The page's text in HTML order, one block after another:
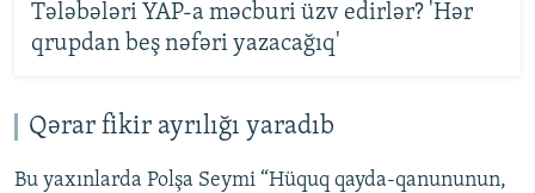
Tələbələri YAP-a məcburi üzv edirlər? 'Hər
qrupdan beş nəfəri yazacağıq'
Qərar fikir ayrılığı yaradıb
Bu yaxınlarda Polşa Seymi “Hüquq qayda-qanununun,